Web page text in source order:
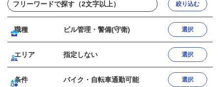
絞り込む
職種 ビル管理・警備(守衛) 選択
エリア 指定しない 選択
条件 バイク・自転車通勤可能 選択